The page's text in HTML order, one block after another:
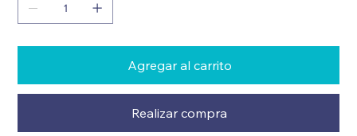
Agregar al carrito
Realizar compra